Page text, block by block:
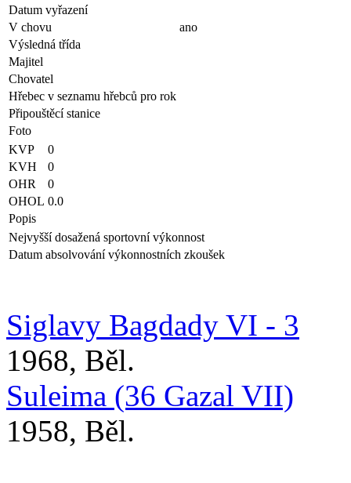
Datum vyřazení
V chovu
ano
Výsledná třída
Majitel
Chovatel
Hřebec v seznamu hřebců pro rok
Připouštěcí stanice
Foto
KVP
0
KVH
0
OHR
0
OHOL 0.0
Popis
Nejvyšší dosažená sportovní výkonnost
Datum absolvování výkonnostních zkoušek
Siglavy Bagdady VI - 3
1968, Běl.
Suleima (36 Gazal VII)
1958, Běl.